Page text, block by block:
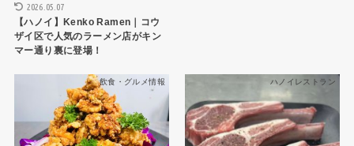
2026.05.07
【ハノイ】Kenko Ramen｜コウ
ザイ区で人気のラーメン店がキン
マー通り裏に登場！
飲食・グルメ情報 ハノイレストラン